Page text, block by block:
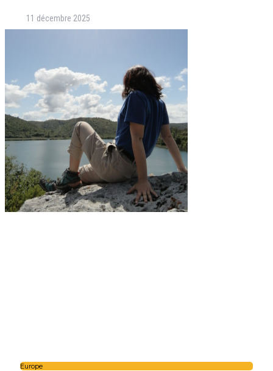
11 décembre 2025
Europe